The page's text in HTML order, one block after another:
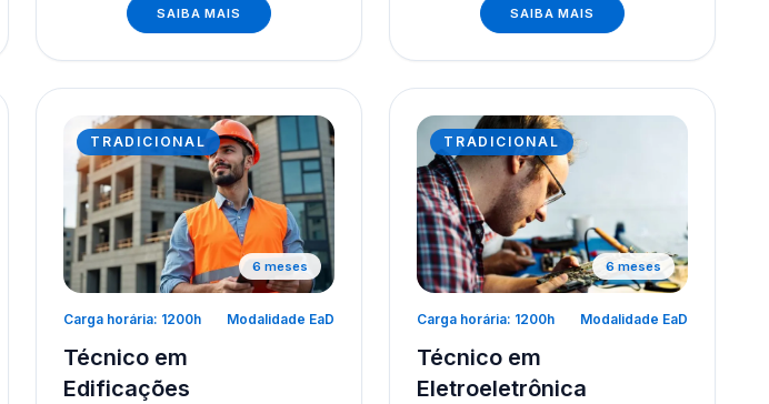
SAIBA MAIS SAIBA MAIS
TRADICIONAL
6 meses
Carga horária: 1200h Modalidade EaD
Técnico em
Edificações
TRADICIONAL
6 meses
Carga horária: 1200h Modalidade EaD
Técnico em
Eletroeletrônica